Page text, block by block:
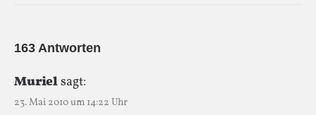
163 Antworten
Murielsagt:
23. Mai 2010 um 14:22 Uhr